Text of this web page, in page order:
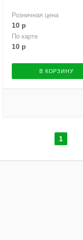
Розничная цена
10 р
По карте
10 р
В КОРЗИНУ
1